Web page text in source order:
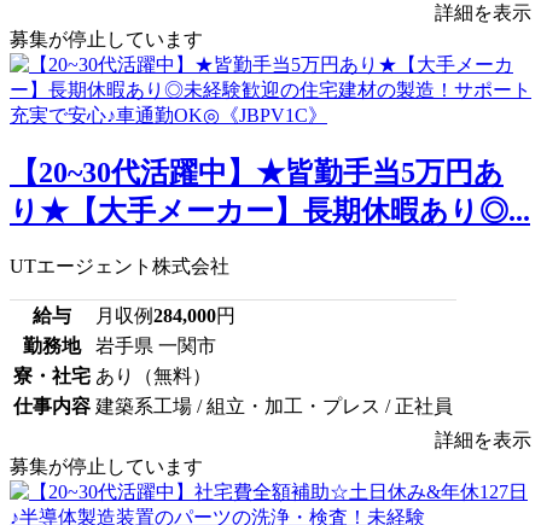
詳細を表示
募集が停止しています
【20~30代活躍中】★皆勤手当5万円あ
り★【大手メーカー】長期休暇あり◎...
UTエージェント株式会社
給与 月収例284,000円
勤務地
岩手県 一関市
寮・社宅 あり（無料）
仕事内容 建築系工場 / 組立・加工・プレス / 正社員
詳細を表示
募集が停止しています